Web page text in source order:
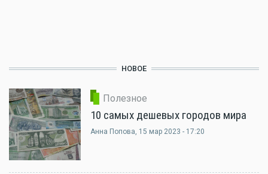
НОВОЕ
Полезное
10 самых дешевых городов мира
Анна Попова, 15 мар 2023 - 17:20